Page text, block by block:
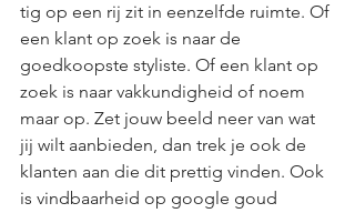
tig op een rij zit in eenzelfde ruimte. Of
een klant op zoek is naar de
goedkoopste styliste. Of een klant op
zoek is naar vakkundigheid of noem
maar op. Zet jouw beeld neer van wat
jij wilt aanbieden, dan trek je ook de
klanten aan die dit prettig vinden. Ook
is vindbaarheid op google goud